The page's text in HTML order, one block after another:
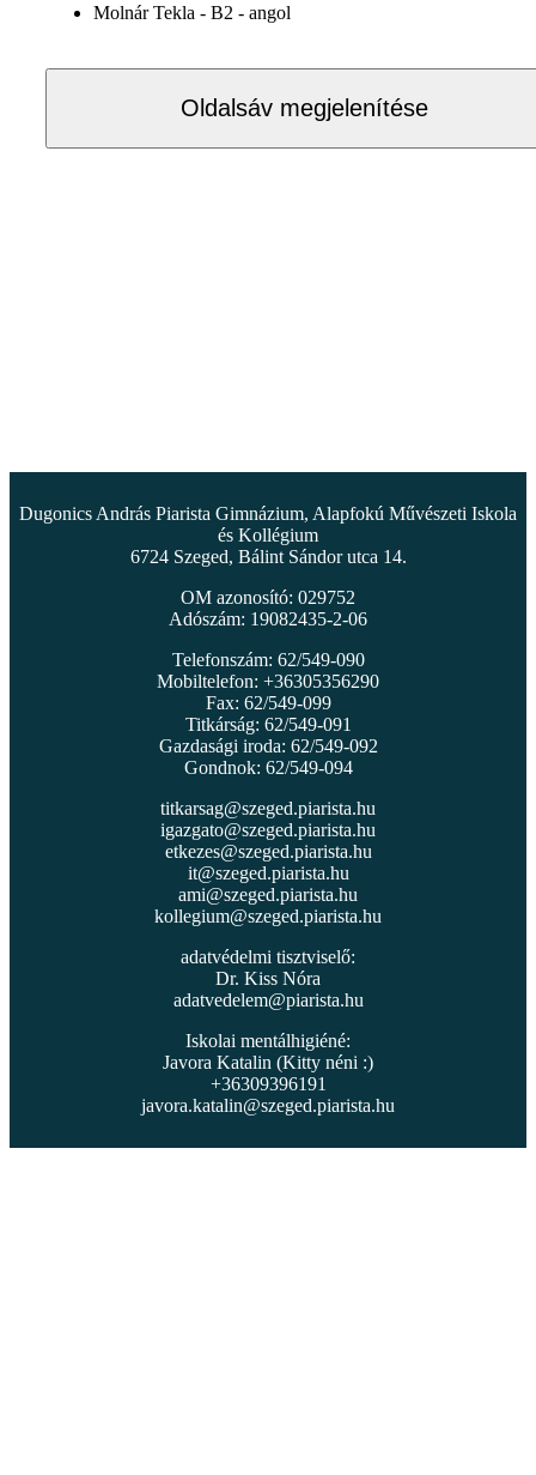
Molnár Tekla - B2 - angol
Oldalsáv megjelenítése
Dugonics András Piarista Gimnázium, Alapfokú Művészeti Iskola
és Kollégium
6724 Szeged, Bálint Sándor utca 14.
OM azonosító: 029752
Adószám: 19082435-2-06
Telefonszám: 62/549-090
Mobiltelefon: +36305356290
Fax: 62/549-099
Titkárság: 62/549-091
Gazdasági iroda: 62/549-092
Gondnok: 62/549-094
titkarsag@szeged.piarista.hu
igazgato@szeged.piarista.hu
etkezes@szeged.piarista.hu
it@szeged.piarista.hu
ami@szeged.piarista.hu
kollegium@szeged.piarista.hu
adatvédelmi tisztviselő:
Dr. Kiss Nóra
adatvedelem@piarista.hu
Iskolai mentálhigiéné:
Javora Katalin (Kitty néni :)
+36309396191
javora.katalin@szeged.piarista.hu